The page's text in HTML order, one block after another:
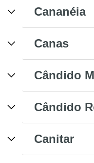
Cananéia
Canas
Cândido
Cândido
Canitar